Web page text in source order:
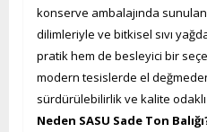
konserve ambalajında sunulan
dilimleriyle ve bitkisel sıvı
pratik hem de besleyici bir
modern tesislerde el
sürdürülebilirlik ve kalite odaklı
Neden SASU Sade Ton